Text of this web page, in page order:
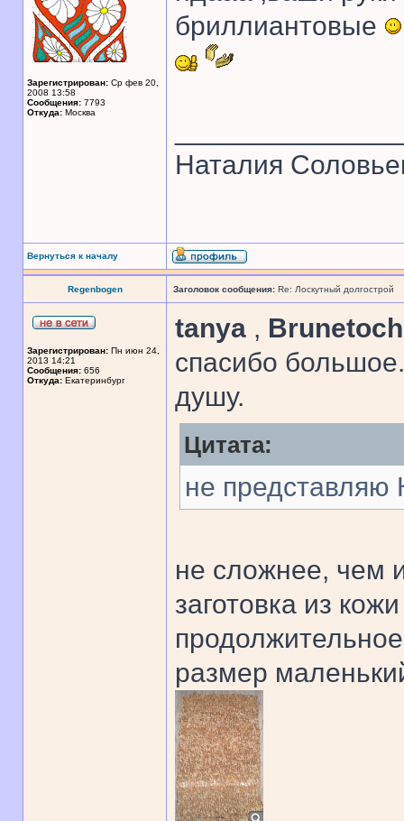
Зарегистрирован: Ср фев 20,
2008 13:58
Сообщения: 7793
Откуда: Москва
бриллиантовые
Наталия
Вернуться к началу
Regenbogen Заголовок сообщения: Re: Лоскутный долгострой
Зарегистрирован: Пн июн 24,
2013 14:21
Сообщения: 656
Откуда: Екатеринбург
tanya ,
спасибо
душу.
Цитата:
не представляю
не сложнее, чем
заготовка из
размер